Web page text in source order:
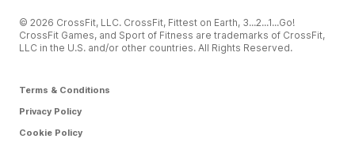
© 2026 CrossFit, LLC. CrossFit, Fittest on Earth, 3...2...1...Go!
CrossFit Games, and Sport of Fitness are trademarks of CrossFit,
LLC in the U.S. and/or other countries. All Rights Reserved.
Terms & Conditions
Privacy Policy
Cookie Policy